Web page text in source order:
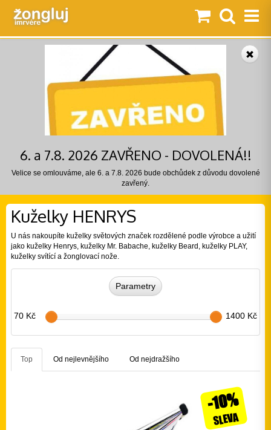
6. a 7.8. 2026 ZAVŘENO - DOVOLENÁ!!
Velice se omlouváme, ale 6. a 7.8. 2026 bude obchůdek z důvodu dovolené
zavřený.
Kuželky HENRYS
U nás nakoupíte kuželky světových značek rozdělené podle výrobce a užití
jako kuželky Henrys, kuželky Mr. Babache, kuželky Beard, kuželky PLAY,
kuželky svítící a žonglovací nože.
Parametry
70 Kč 1400 Kč
Top Od nejlevnějšího Od nejdražšího
-10%
SLEVA